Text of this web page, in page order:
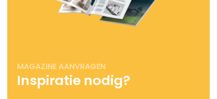
MAGAZINE AANVRAGEN
Inspiratie nodig?